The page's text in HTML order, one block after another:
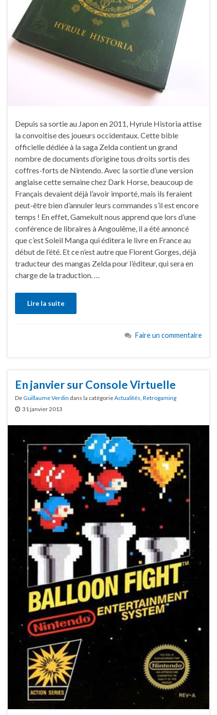
Depuis sa sortie au Japon en 2011, Hyrule Historia attise
la convoitise des joueurs occidentaux. Cette bible
officielle dédiée à la saga Zelda contient un grand
nombre de documents d’origine tous droits sortis des
coffres-forts de Nintendo. Avec la sortie d’une version
anglaise cette semaine chez Dark Horse, beaucoup de
Français devaient déjà l’avoir importé, mais ils feraient
peut-être bien d’annuler leurs commandes s’il est encore
temps ! En effet, Gamekult nous apprend que lors d’une
conférence de libraires à Angoulême, il a été annoncé
que c’est Soleil Manga qui éditera le livre en France au
début de l’été. Et ce n’est autre que Florent Gorges, déjà
traducteur des mangas Zelda pour l’éditeur, qui sera en
charge de la traduction. …
Lire la suite
Faire un commentaire
En janvier sur Console Virtuelle
DeGuillaume Verdin dans la catégorieActualités, Retrogaming
31 janvier 2013